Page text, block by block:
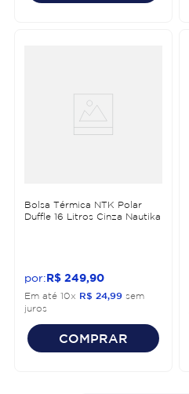
Bolsa Térmica NTK Polar
Duffle 16 Litros Cinza Nautika
R$ 249 90
Em até 10x R$ 24,99 sem
juros
COMPRAR